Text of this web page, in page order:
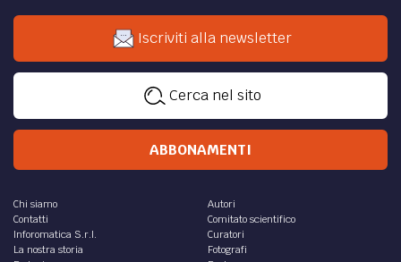
Iscriviti alla newsletter
Cerca nel sito
ABBONAMENTI
Chi siamo
Contatti
Inforomatica S.r.l.
La nostra storia
Autori
Comitato scientifico
Curatori
Fotografi